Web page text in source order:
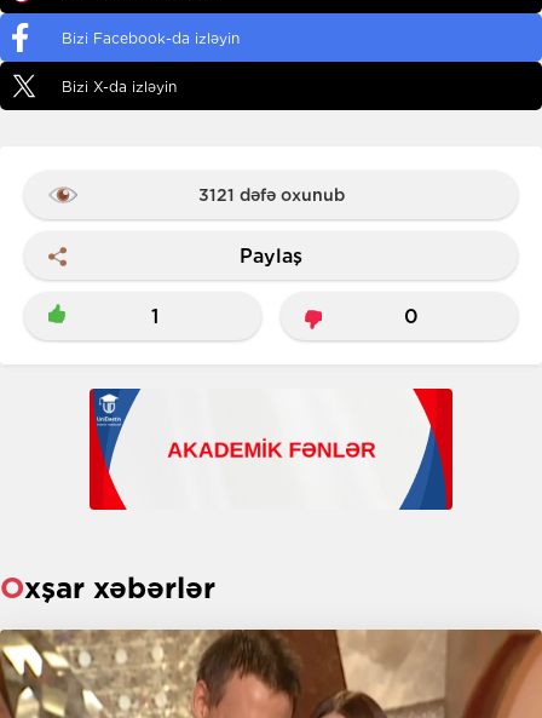
Bizi Facebook-da izləyin
Bizi X-da izləyin
3121 dəfə oxunub
Paylaş
1 0
Oxşar xəbərlər